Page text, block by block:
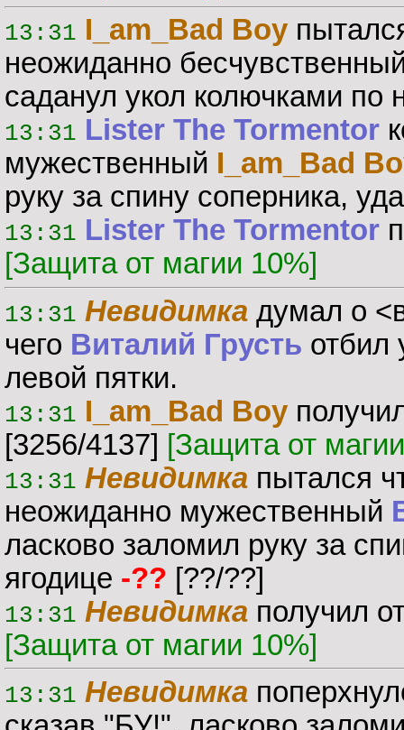
13:31 I_am_Bad Boy
неожиданно
саданул укол колючками по
13:31 Lister The Tormentor
мужественный I_am_Bad
руку за спину соперника,
13:31 Lister The Tormentor
[Защита от магии 10%]
13:31 Невидимка думал о
чего Виталий Грусть отбил
левой пятки.
13:31 I_am_Bad Boy
[3256/4137] [Защита от
13:31 Невидимка пытался
неожиданно мужественный
ласково заломил руку за
ягодице -?? [??/??]
13:31 Невидимка получил
[Защита от магии 10%]
13:31 Невидимка